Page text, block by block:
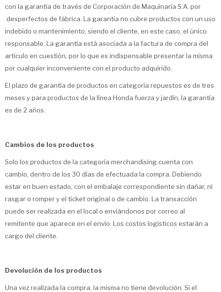
con la garantía de través de Corporación de Maquinaria S.A. por
desperfectos de fábrica. La garantía no cubre productos con un uso
indebido o mantenimiento, siendo el cliente, en este caso, el único
responsable. La garantía está asociada a la factura de compra del
artículo en cuestión, por lo que es indispensable presentar la misma
por cualquier inconveniente con el producto adquirido.
El plazo de garantía de productos en categoría repuestos es de tres
meses y para productos de la línea Honda fuerza y jardín, la garantía
es de 2 años.
Cambios de los productos
Solo los productos de la categoría merchandising cuenta con
cambio, dentro de los 30 días de efectuada la compra. Debiendo
estar en buen estado, con el embalaje correspondiente sin dañar, ni
rasgar o romper y el ticket original o de cambio. La transacción
puede ser realizada en el local o enviándonos por correo al
remitente que aparece en el envío. Los costos logísticos estarán a
cargo del cliente.
Devolución de los productos
Una vez realizada la compra, la misma no tiene devolución. Si el